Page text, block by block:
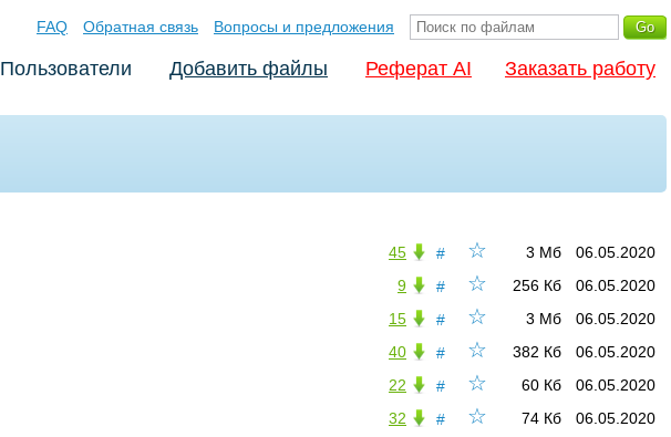
FAQ Обратная связь Вопросы и предложения
Пользователи Добавить файлы Реферат AI Заказать работу
☆
# 06.05.2020
3 Мб
45
☆
# 06.05.2020
256 Кб
9
☆
# 06.05.2020
3 Мб
15
☆
# 06.05.2020
382 Кб
40
☆
# 06.05.2020
60 Кб
22
☆
# 06.05.2020
74 Кб
32